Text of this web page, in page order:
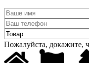
Пожалуйста, докажите,